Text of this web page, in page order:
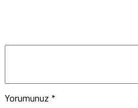
Yorumunuz *